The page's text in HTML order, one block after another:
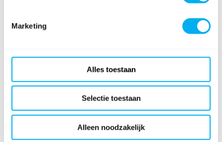
Marketing
Alles toestaan
Selectie toestaan
Alleen noodzakelijk